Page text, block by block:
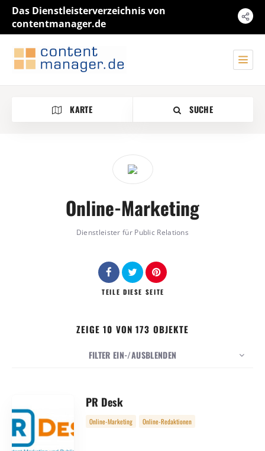
Das Dienstleisterverzeichnis von
contentmanager.de
KARTE SUCHE
Suche
Online-Marketing
Dienstleister für Public Relations
TEILE DIESE SEITE
ZEIGE 10 VON 173 OBJEKTE
FILTER EIN-/AUSBLENDEN
10 SORTIEREN NACH
REIHENFOLGE
PR Desk
Online-Marketing Online-Redaktionen